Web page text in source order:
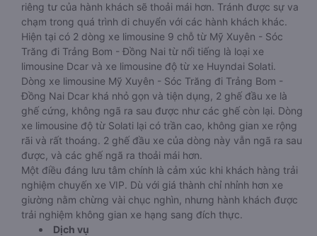
riêng tư của hành khách sẽ thoải mái hơn. Tránh được sự va
chạm trong quá trình di chuyển với các hành khách khác.
Hiện tại có 2 dòng xe limousine 9 chỗ từ Mỹ Xuyên - Sóc
Trăng đi Trảng Bom - Đồng Nai từ nổi tiếng là loại xe
limousine Dcar và xe limousine độ từ xe Huyndai Solati.
Dòng xe limousine Mỹ Xuyên - Sóc Trăng đi Trảng Bom -
Đồng Nai Dcar khá nhỏ gọn và tiện dụng, 2 ghế đầu xe là
ghế cứng, không ngã ra sau được như các ghế còn lại. Dòng
xe limousine độ từ Solati lại có trần cao, không gian xe rộng
rãi và rất thoáng. 2 ghế đầu xe của dòng này vẫn ngã ra sau
được, và các ghế ngã ra thoải mái hơn.
Một điều đáng lưu tâm chính là cảm xúc khi khách hàng trải
nghiệm chuyến xe VIP. Dù với giá thành chỉ nhỉnh hơn xe
giường nằm chừng vài chục nghìn, nhưng hành khách được
trải nghiệm không gian xe hạng sang đích thực.
Dịch vụ